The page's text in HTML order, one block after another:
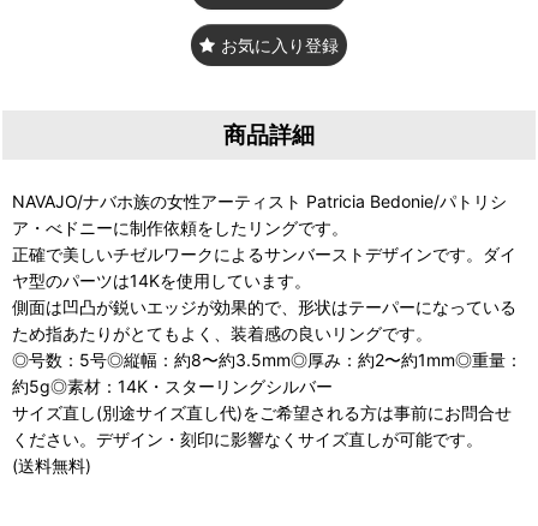
お気に入り登録
商品詳細
NAVAJO/ナバホ族の女性アーティスト Patricia Bedonie/パトリシ
ア・べドニーに制作依頼をしたリングです。
正確で美しいチゼルワークによるサンバーストデザインです。ダイ
ヤ型のパーツは14Kを使用しています。
側面は凹凸が鋭いエッジが効果的で、形状はテーパーになっている
ため指あたりがとてもよく、装着感の良いリングです。
◎号数：5号◎縦幅：約8〜約3.5mm◎厚み：約2〜約1mm◎重量：
約5g◎素材：14K・スターリングシルバー
サイズ直し(別途サイズ直し代)をご希望される方は事前にお問合せ
ください。デザイン・刻印に影響なくサイズ直しが可能です。
(送料無料)